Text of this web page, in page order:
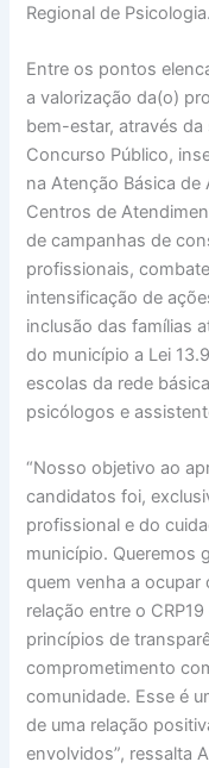
Regional de Psicologia.
Entre os pontos
a valorização da(o)
bem-estar, através
Concurso Público,
na Atenção Básica
Centros de
de campanhas de
profissionais,
intensificação de
inclusão das famílias
do município a Lei
escolas da rede
psicólogos e
“Nosso objetivo ao
candidatos foi,
profissional e do
município. Queremos
quem venha a ocupar
relação entre o
princípios de
comprometimento
comunidade. Esse é
de uma relação
envolvidos”, ressalta